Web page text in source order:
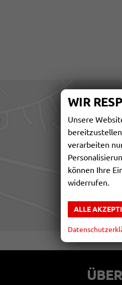
WIR
Unsere
verarbeiten
können Ihre
widerrufen.
ALLE